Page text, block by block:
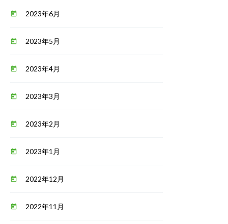
today 2023年6月
today 2023年5月
today 2023年4月
today 2023年3月
today 2023年2月
today 2023年1月
today 2022年12月
today 2022年11月